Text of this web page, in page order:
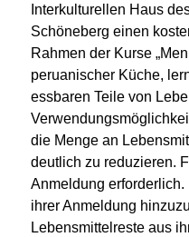
Interkulturellen Haus
Schöneberg einen
Rahmen der Kurse
peruanischer Küche,
essbaren Teile von
die Menge an
deutlich zu reduzieren.
Anmeldung
ihrer Anmeldung
Lebensmittelreste aus